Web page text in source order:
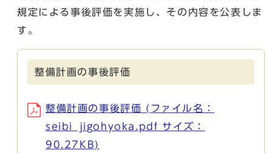
規定による事後評価を実施し、その内容を公表しま
す。
整備計画の事後評価
整備計画の事後評価 (ファイル名：
seibi_jigohyoka.pdf サイズ：
90.27KB)